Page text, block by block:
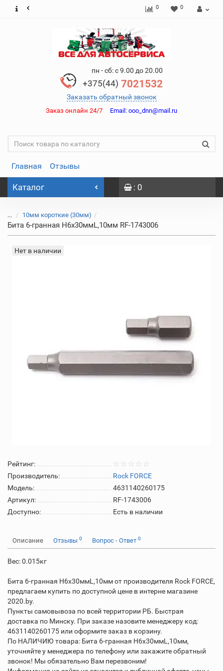
0 0
пн - сб: с 9.00 до 20.00
+375(44) 7021532
Заказать обратный звонок
Заказ онлайн 24/7 Email: ooo_dnn@mail.ru
Главная Отзывы
Каталог : 0
... 10мм короткие (30мм)
Бита 6-гранная H6х30ммL,10мм RF-1743006
Нет в наличии
Рейтинг:
Производитель:
Rock FORCE
Модель:
4631140260175
Артикул:
RF-1743006
Доступно:
Есть в наличии
Описание Отзывы 0 Вопрос - Ответ 0
Вес: 0.015кг
Бита 6-гранная H6х30ммL,10мм от производителя Rock FORCE,
предлагаем купить по доступной цене в интерне магазине
2020.by.
Пункты самовывоза по всей территории РБ. Быстрая
доставка по Минску. При заказе назовите менеджеру код:
4631140260175 или оформите заказ в корзину.
По НАЛИЧИЮ товара: Бита 6-гранная H6х30ммL,10мм,
уточняйте у менеджера по телефону или закажите обратный
звонок! Мы обязательно Вам перезвоним!